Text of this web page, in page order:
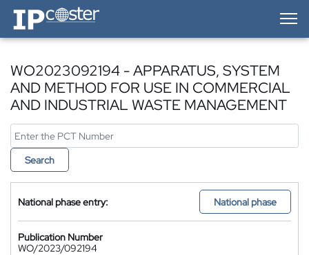
IP-Coster — Home
WO2023092194 - APPARATUS, SYSTEM
AND METHOD FOR USE IN COMMERCIAL
AND INDUSTRIAL WASTE MANAGEMENT
Search
National phase entry: National phase
Publication Number
WO/2023/092194